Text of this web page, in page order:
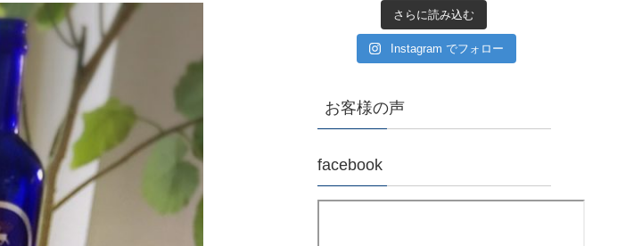
さらに読み込む
Instagram でフォロー
お客様の声
facebook